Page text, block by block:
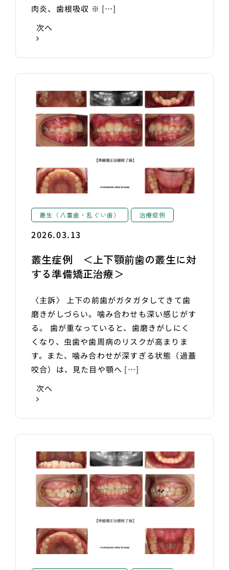
肉炎、歯根吸収 ※ […]
次へ
叢生（八重歯・乱ぐい歯） 治療症例
2026.03.13
叢生症例 ＜上下顎前歯の叢生に対
する準備矯正治療＞
〈主訴〉 上下の前歯がガタガタしてきて歯
磨きがしづらい。噛み合わせも深い感じがす
る。 歯が重なっていると、歯磨きがしにく
くなり、虫歯や歯周病のリスクが高まりま
す。また、噛み合わせが深すぎる状態（過蓋
咬合）は、見た目や顎へ […]
次へ